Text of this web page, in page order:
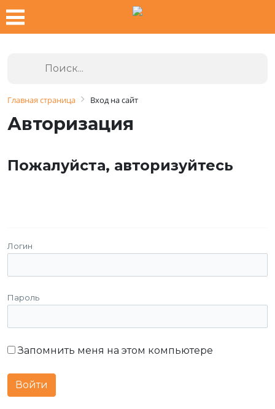
Главная страница Вход на сайт
Авторизация
Пожалуйста, авторизуйтесь
Логин
Пароль
Запомнить меня на этом компьютере